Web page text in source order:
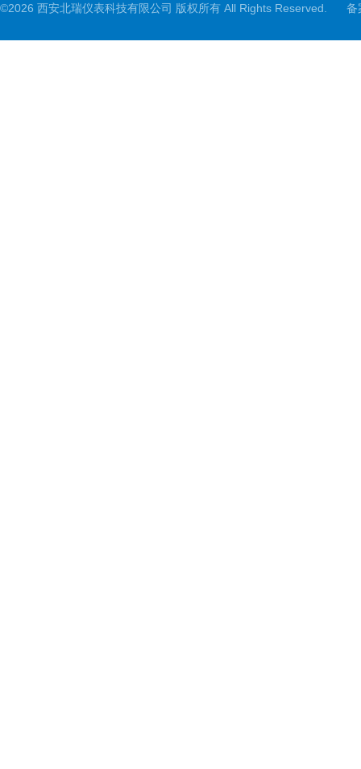
©2026 西安北瑞仪表科技有限公司 版权所有 All Rights Reserved. 备